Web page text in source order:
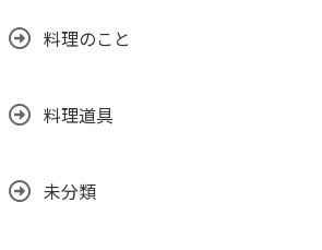
料理のこと
料理道具
未分類